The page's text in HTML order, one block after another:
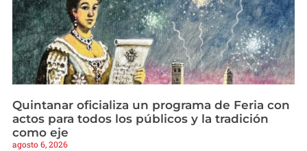
Quintanar oficializa un programa de Feria con
actos para todos los públicos y la tradición
como eje
agosto 6, 2026